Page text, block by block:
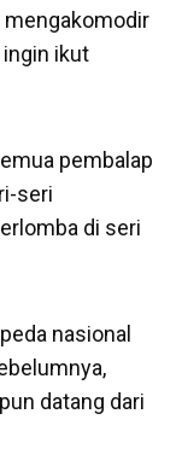
mengakomodir
ingin ikut
pembalap
seri
di seri
nasional
datang dari